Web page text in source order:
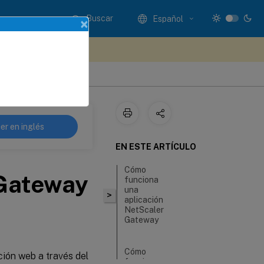
Buscar Español
en inglés
web a través del
>
EN ESTE ARTÍCULO
Cómo
funciona
una
aplicación
NetScaler
Gateway
Cómo
funciona una
×